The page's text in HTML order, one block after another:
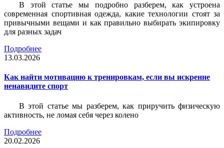
В этой статье мы подробно разберем, как устроена
современная спортивная одежда, какие технологии стоят за
привычными вещами и как правильно выбирать экипировку
для разных задач
Подробнее
13.03.2026
Как найти мотивацию к тренировкам, если вы искренне
ненавидите спорт
В этой статье мы разберем, как приручить физическую
активность, не ломая себя через колено
Подробнее
20.02.2026